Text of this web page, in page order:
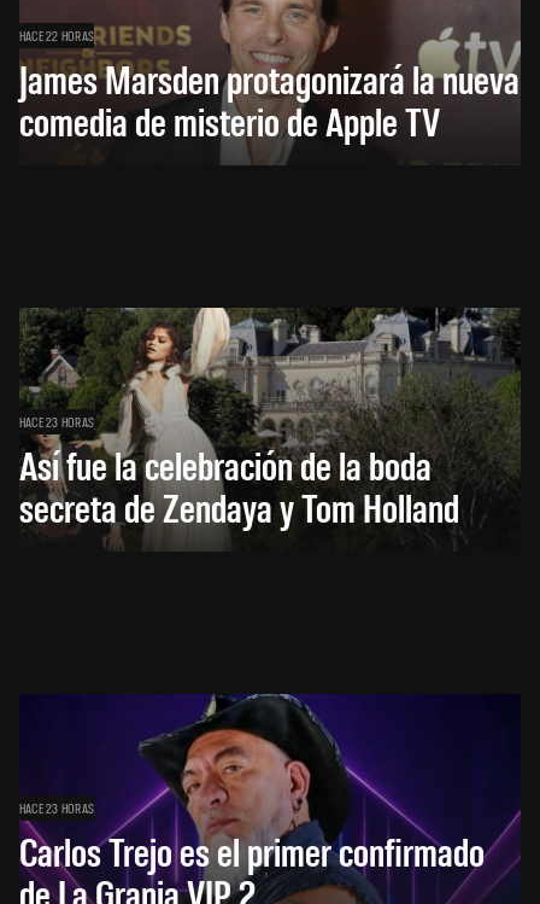
HACE 22 HORAS
James Marsden protagonizará la nueva
comedia de misterio de Apple TV
HACE 23 HORAS
Así fue la celebración de la boda
secreta de Zendaya y Tom Holland
HACE 23 HORAS
Carlos Trejo es el primer confirmado
de La Granja VIP 2